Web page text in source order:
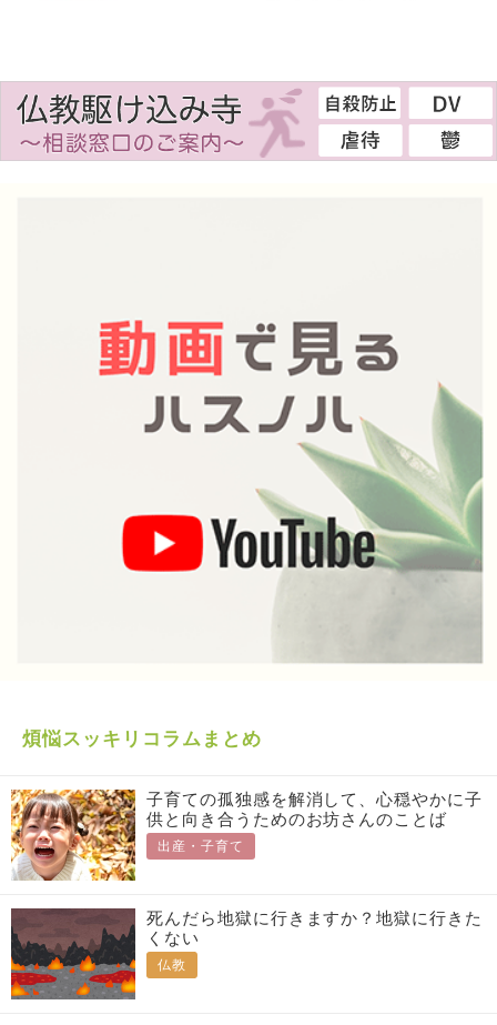
煩悩スッキリコラムまとめ
子育ての孤独感を解消して、心穏やかに子
供と向き合うためのお坊さんのことば
出産・子育て
死んだら地獄に行きますか？地獄に行きた
くない
仏教